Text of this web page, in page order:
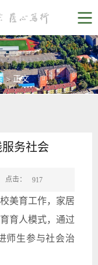
>正文
务社会
点击： 917
美育工作，家居
育人模式，通过
师生参与社会治